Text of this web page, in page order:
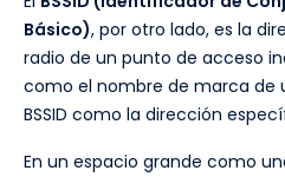
Básico), por otro lado, es la
radio de un punto de acceso
como el nombre de marca de
BSSID como la dirección
En un espacio grande como